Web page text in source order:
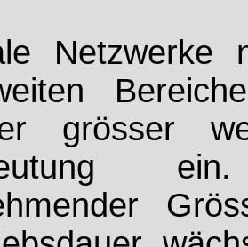
Netzwerke
grösser